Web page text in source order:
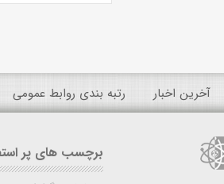
آخرین اخبار رتبه بندی روابط عمومی
برچسب های پر